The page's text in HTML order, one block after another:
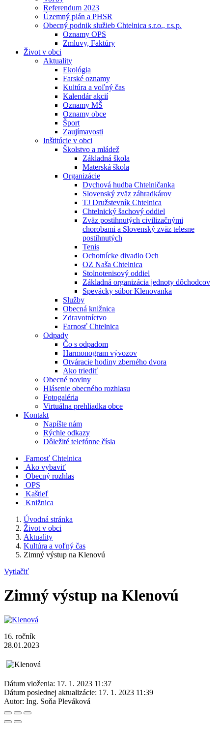
Referendum 2023
Územný plán a PHSR
Obecný podnik služieb Chtelnica s.r.o., r.s.p.
Oznamy OPS
Zmluvy, Faktúry
Život v obci
Aktuality
Ekológia
Farské oznamy
Kultúra a voľný čas
Kalendár akcií
Oznamy MŠ
Oznamy obce
Šport
Zaujímavosti
Inštitúcie v obci
Školstvo a mládež
Základná škola
Materská škola
Organizácie
Dychová hudba Chtelničanka
Slovenský zväz záhradkárov
TJ Družstevník Chtelnica
Chtelnický šachový oddiel
Zväz postihnutých civilizačnými
chorobami a Slovenský zväz telesne
postihnutých
Tenis
Ochotnícke divadlo Och
OZ Naša Chtelnica
Stolnotenisový oddiel
Základná organizácia jednoty dôchodcov
Spevácky súbor Klenovanka
Služby
Obecná knižnica
Zdravotníctvo
Farnosť Chtelnica
Odpady
Čo s odpadom
Harmonogram vývozov
Otváracie hodiny zberného dvora
Ako triediť
Obecné noviny
Hlásenie obecného rozhlasu
Fotogaléria
Virtuálna prehliadka obce
Kontakt
Napíšte nám
Rýchle odkazy
Dôležité telefónne čísla
Farnosť Chtelnica
Ako vybaviť
Obecný rozhlas
OPS
Kaštieľ
Knižnica
Úvodná stránka
Život v obci
Aktuality
Kultúra a voľný čas
Zimný výstup na Klenovú
Vytlačiť
Zimný výstup na Klenovú
16. ročník
28.01.2023
Dátum vloženia: 17. 1. 2023 11:37
Dátum poslednej aktualizácie: 17. 1. 2023 11:39
Autor: Ing. Soňa Pleváková